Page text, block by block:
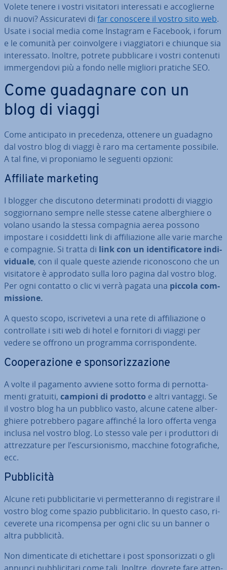
Volete tenere i vostri vi­si­ta­to­ri in­te­res­sa­ti e ac­co­glier­ne
di nuovi? As­si­cu­ra­te­vi di far conoscere il vostro sito web.
Usate i social media come Instagram e Facebook, i forum
e le comunità per coin­vol­ge­re i viag­gia­to­ri e chiunque sia
in­te­res­sa­to. Inoltre, potrete pub­bli­ca­re i vostri contenuti
im­mer­gen­do­vi più a fondo nelle migliori pratiche SEO.
Come gua­da­gna­re con un
blog di viaggi
Come an­ti­ci­pa­to in pre­ce­den­za, ottenere un guadagno
dal vostro blog di viaggi è raro ma cer­ta­men­te possibile.
A tal fine, vi pro­po­nia­mo le seguenti opzioni:
Affiliate marketing
I blogger che discutono de­ter­mi­na­ti prodotti di viaggio
sog­gior­na­no sempre nelle stesse catene al­ber­ghie­re o
volano usando la stessa compagnia aerea possono
impostare i co­sid­det­ti link di af­fi­lia­zio­ne alle varie marche
e compagnie. Si tratta di link con un iden­ti­fi­ca­to­re in­di­
vi­dua­le, con il quale queste aziende ri­co­no­sco­no che un
vi­si­ta­to­re è approdato sulla loro pagina dal vostro blog.
Per ogni contatto o clic vi verrà pagata una piccola com­
mis­sio­ne.
A questo scopo, iscri­ve­te­vi a una rete di af­fi­lia­zio­ne o
con­trol­la­te i siti web di hotel e fornitori di viaggi per
vedere se offrono un programma cor­ri­spon­den­te.
Coo­pe­ra­zio­ne e spon­so­riz­za­zio­ne
A volte il pagamento avviene sotto forma di per­not­ta­
men­ti gratuiti, campioni di prodotto e altri vantaggi. Se
il vostro blog ha un pubblico vasto, alcune catene al­ber­
ghie­re po­treb­be­ro pagare affinché la loro offerta venga
inclusa nel vostro blog. Lo stesso vale per i pro­dut­to­ri di
at­trez­za­tu­re per l’escur­sio­ni­smo, macchine fo­to­gra­fi­che,
ecc.
Pub­bli­ci­tà
Alcune reti pub­bli­ci­ta­rie vi per­met­te­ran­no di re­gi­stra­re il
vostro blog come spazio pub­bli­ci­ta­rio. In questo caso, ri­
ce­ve­re­te una ri­com­pen­sa per ogni clic su un banner o
altra pub­bli­ci­tà.
Non di­men­ti­ca­te di eti­chet­ta­re i post spon­so­riz­za­ti o gli
annunci pub­bli­ci­ta­ri come tali. Inoltre, dovrete fare at­ten­